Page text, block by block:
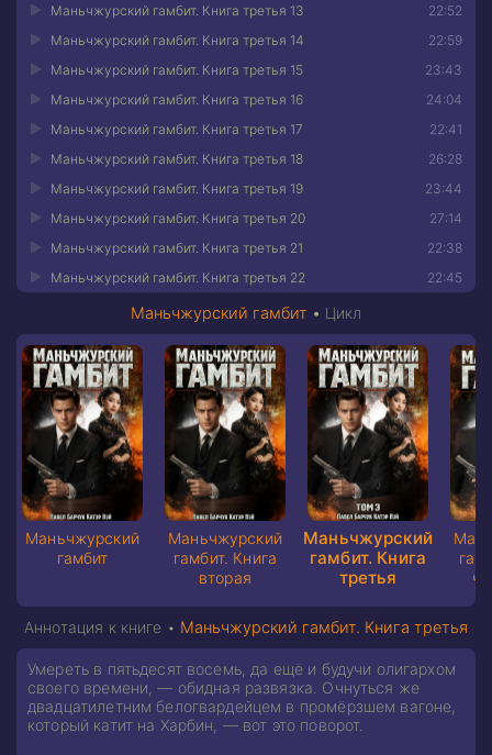
22:52
Маньчжурский гамбит. Книга третья 13
22:59
Маньчжурский гамбит. Книга третья 14
23:43
Маньчжурский гамбит. Книга третья 15
24:04
Маньчжурский гамбит. Книга третья 16
22:41
Маньчжурский гамбит. Книга третья 17
26:28
Маньчжурский гамбит. Книга третья 18
23:44
Маньчжурский гамбит. Книга третья 19
27:14
Маньчжурский гамбит. Книга третья 20
22:38
Маньчжурский гамбит. Книга третья 21
22:45
Маньчжурский гамбит. Книга третья 22
Маньчжурский гамбит • Цикл
Маньчжурский
гамбит
Маньчжурский
гамбит. Книга
вторая
Маньчжурский
гамбит. Книга
третья
Аннотация к книге • Маньчжурский гамбит. Книга третья
Умереть в пятьдесят восемь, да ещё и будучи олигархом
своего времени, — обидная развязка. Очнуться же
двадцатилетним белогвардейцем в промёрзшем вагоне,
который катит на Харбин, — вот это поворот.